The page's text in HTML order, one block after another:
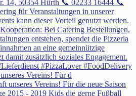
Vereins! Für d